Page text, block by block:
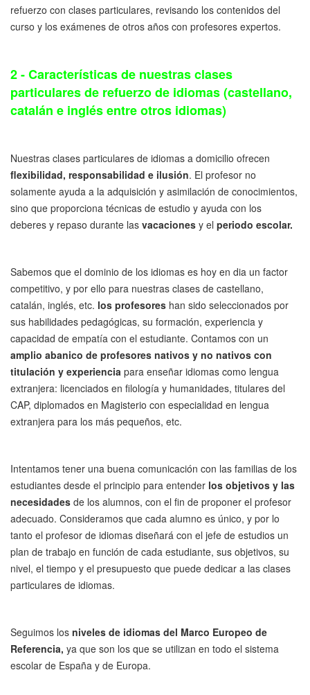
refuerzo con clases particulares, revisando los contenidos del
curso y los exámenes de otros años con profesores expertos.
2 - Características de nuestras clases
particulares de refuerzo de idiomas (castellano,
catalán e inglés entre otros idiomas)
Nuestras clases particulares de idiomas a domicilio ofrecen
flexibilidad, responsabilidad e ilusión. El profesor no
solamente ayuda a la adquisición y asimilación de conocimientos,
sino que proporciona técnicas de estudio y ayuda con los
deberes y repaso durante las vacaciones y el periodo escolar.
Sabemos que el dominio de los idiomas es hoy en dia un factor
competitivo, y por ello para nuestras clases de castellano,
catalán, inglés, etc. los profesores han sido seleccionados por
sus habilidades pedagógicas, su formación, experiencia y
capacidad de empatía con el estudiante. Contamos con un
amplio abanico de profesores nativos y no nativos con
titulación y experiencia para enseñar idiomas como lengua
extranjera: licenciados en filología y humanidades, titulares del
CAP, diplomados en Magisterio con especialidad en lengua
extranjera para los más pequeños, etc.
Intentamos tener una buena comunicación con las familias de los
estudiantes desde el principio para entender los objetivos y las
necesidades de los alumnos, con el fin de proponer el profesor
adecuado. Consideramos que cada alumno es único, y por lo
tanto el profesor de idiomas diseñará con el jefe de estudios un
plan de trabajo en función de cada estudiante, sus objetivos, su
nivel, el tiempo y el presupuesto que puede dedicar a las clases
particulares de idiomas.
Seguimos los niveles de idiomas del Marco Europeo de
Referencia, ya que son los que se utilizan en todo el sistema
escolar de España y de Europa.